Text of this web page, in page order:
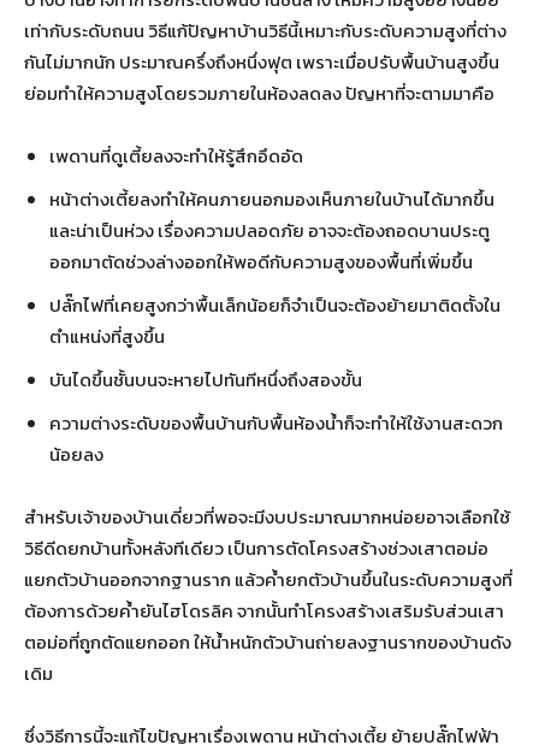
เท่ากับระดับถนน วิธีแก้ปัญหาบ้านวิธีนี้เหมาะกับระดับความสูงที่ต่าง
กันไม่มากนัก ประมาณครึ่งถึงหนึ่งฟุต เพราะเมื่อปรับพื้นบ้านสูงขึ้น
ย่อมทำให้ความสูงโดยรวมภายในห้องลดลง ปัญหาที่จะตามมาคือ
เพดานที่ดูเตี้ยลงจะทำให้รู้สึกอึดอัด
หน้าต่างเตี้ยลงทำให้คนภายนอกมองเห็นภายในบ้านได้มากขึ้น
และน่าเป็นห่วง เรื่องความปลอดภัย อาจจะต้องถอดบานประตู
ออกมาตัดช่วงล่างออกให้พอดีกับความสูงของพื้นที่เพิ่มขึ้น
ปลั๊กไฟที่เคยสูงกว่าพื้นเล็กน้อยก็จำเป็นจะต้องย้ายมาติดตั้งใน
ตำแหน่งที่สูงขึ้น
บันไดขึ้นชั้นบนจะหายไปทันทีหนึ่งถึงสองขั้น
ความต่างระดับของพื้นบ้านกับพื้นห้องน้ำก็จะทำให้ใช้งานสะดวก
น้อยลง
สำหรับเจ้าของบ้านเดี่ยวที่พอจะมีงบประมาณมากหน่อยอาจเลือกใช้
วิธีดีดยกบ้านทั้งหลังทีเดียว เป็นการตัดโครงสร้างช่วงเสาตอม่อ
แยกตัวบ้านออกจากฐานราก แล้วค้ำยกตัวบ้านขึ้นในระดับความสูงที่
ต้องการด้วยค้ำยันไฮโดรลิค จากนั้นทำโครงสร้างเสริมรับส่วนเสา
ตอม่อที่ถูกตัดแยกออก ให้น้ำหนักตัวบ้านถ่ายลงฐานรากของบ้านดัง
เดิม
ซึ่งวิธีการนี้จะแก้ไขปัญหาเรื่องเพดาน หน้าต่างเตี้ย ย้ายปลั๊กไฟฟ้า